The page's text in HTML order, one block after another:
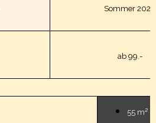
Sommer 2026
ab 99.-
55 m²